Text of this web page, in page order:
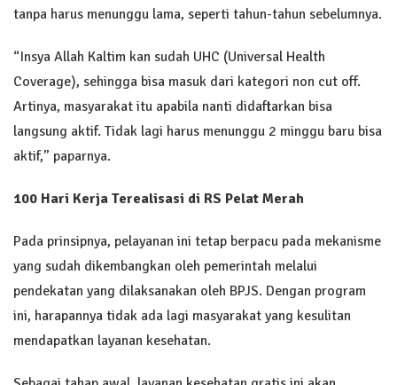
tanpa harus menunggu lama, seperti tahun-tahun sebelumnya.
“Insya Allah Kaltim kan sudah UHC (Universal Health
Coverage), sehingga bisa masuk dari kategori non cut off.
Artinya, masyarakat itu apabila nanti didaftarkan bisa
langsung aktif. Tidak lagi harus menunggu 2 minggu baru bisa
aktif,” paparnya.
100 Hari Kerja Terealisasi di RS Pelat Merah
Pada prinsipnya, pelayanan ini tetap berpacu pada mekanisme
yang sudah dikembangkan oleh pemerintah melalui
pendekatan yang dilaksanakan oleh BPJS. Dengan program
ini, harapannya tidak ada lagi masyarakat yang kesulitan
mendapatkan layanan kesehatan.